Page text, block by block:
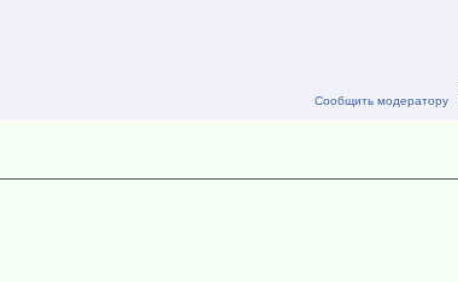
Сообщить модератору